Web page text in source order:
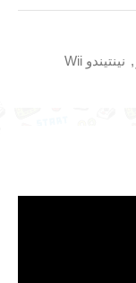
, نينتيندو Wii